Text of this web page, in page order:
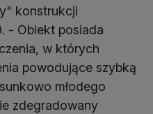
konstrukcji
- Obiekt posiada
w których
powodujące szybką
młodego
zdegradowany